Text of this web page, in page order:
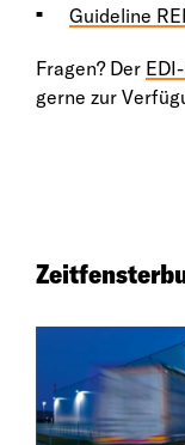
Guideline
Fragen? Der
gerne zur